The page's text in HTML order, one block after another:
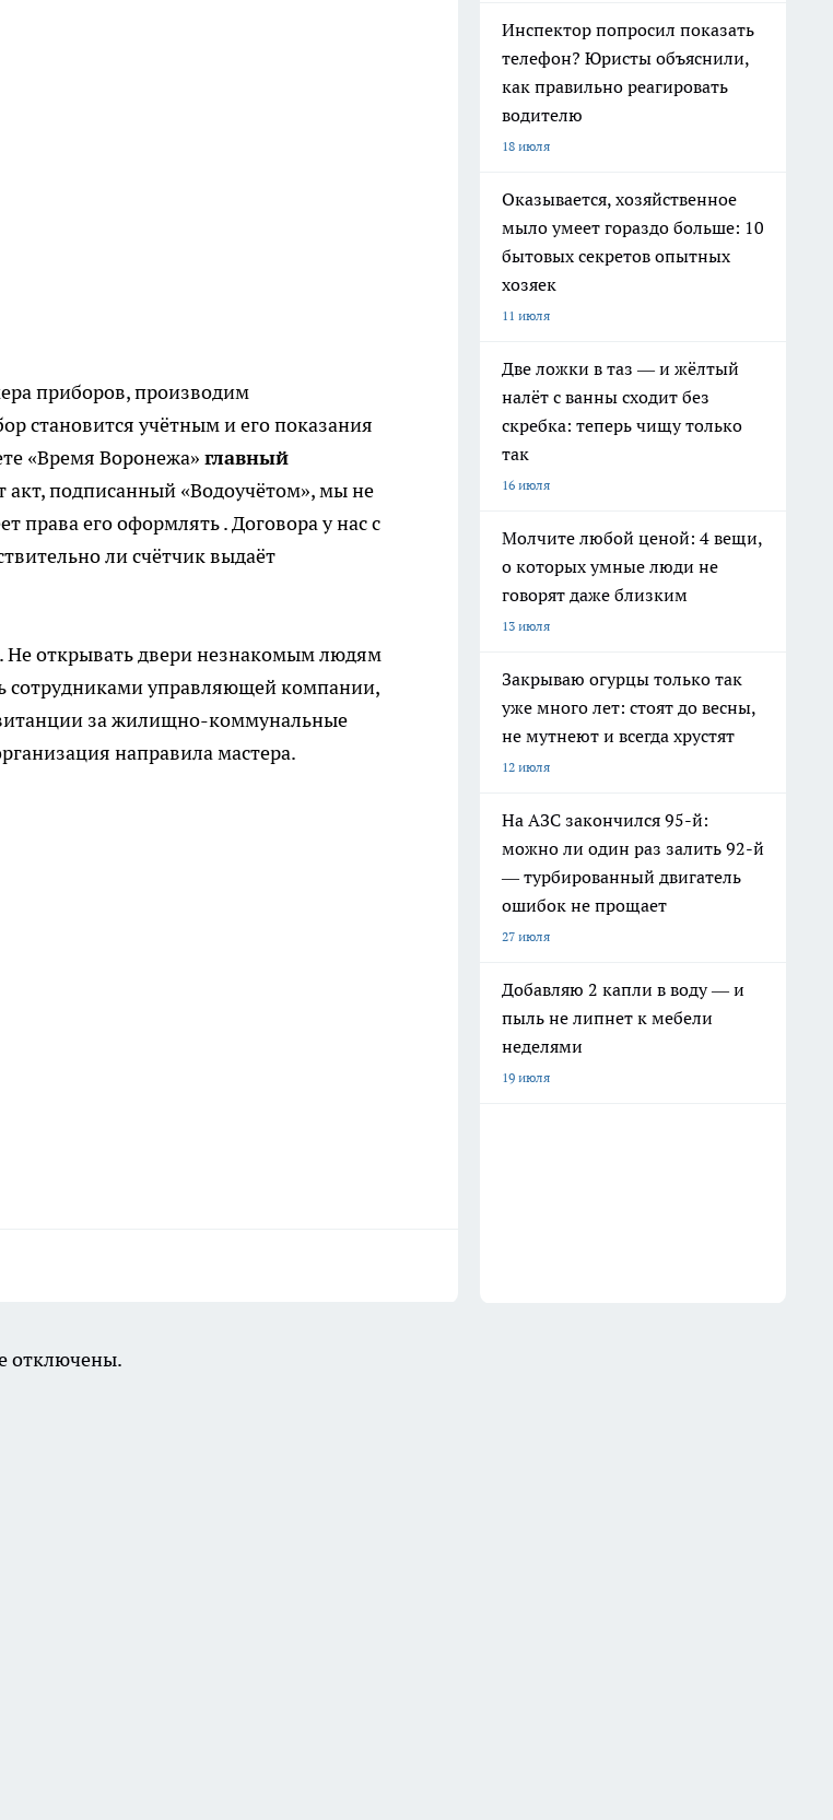
приборов, производим
становится учётным и его показания
«Время Воронежа» главный
акт, подписанный «Водоучётом», мы не
права его оформлять . Договора у нас с
ли счётчик выдаёт
Не открывать двери незнакомым людям
сотрудниками управляющей компании,
за жилищно-коммунальные
направила мастера.
Инспектор попросил показать
телефон? Юристы объяснили,
как правильно реагировать
водителю
18 июля
Оказывается, хозяйственное
мыло умеет гораздо больше: 10
бытовых секретов опытных
хозяек
11 июля
Две ложки в таз — и жёлтый
налёт с ванны сходит без
скребка: теперь чищу только
так
16 июля
Молчите любой ценой: 4 вещи,
о которых умные люди не
говорят даже близким
13 июля
Закрываю огурцы только так
уже много лет: стоят до весны,
не мутнеют и всегда хрустят
12 июля
На АЗС закончился 95-й:
можно ли один раз залить 92-й
— турбированный двигатель
ошибок не прощает
27 июля
Добавляю 2 капли в воду — и
пыль не липнет к мебели
неделями
19 июля
отключены.